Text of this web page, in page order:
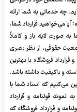
چه خدماتی به شما ارائه
می‌خواهید قرارداد شما،
صورت لایه باز و کاملاً
حقوقی، از نظر بصری
فروشگاه با بهترین
و باکیفیت داشته باشد.
می‌کنیم که اسناد شما با
قولنامه و قرارداد
و قرارداد فروشگاه که